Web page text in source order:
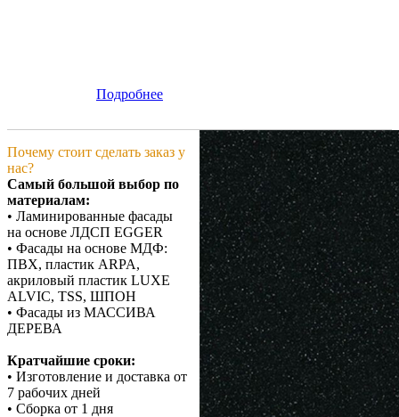
Подробнее
Почему стоит сделать заказ у
нас?
Самый большой выбор по
материалам:
• Ламинированные фасады
на основе ЛДСП EGGER
• Фасады на основе МДФ:
ПВХ, пластик ARPA,
акриловый пластик LUXE
ALVIC, TSS, ШПОН
• Фасады из МАССИВА
ДЕРЕВА
Кратчайшие сроки:
• Изготовление и доставка от
7 рабочих дней
• Сборка от 1 дня